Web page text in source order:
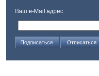
Ваш e-Mail адрес